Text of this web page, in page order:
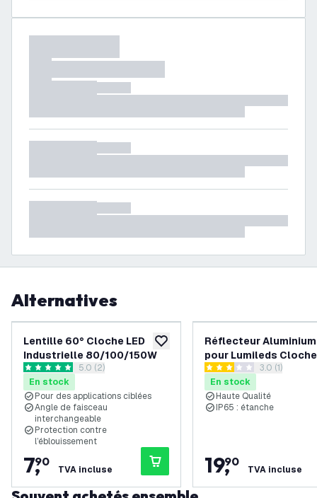
Alternatives
ajouter à la liste de souhaits
Lentille 60° Cloche LED
Industrielle 80/100/150W
ouvrir le tiroir des avis
5 étoiles de notation
5.0 (2)
En stock
Pour des applications ciblées
Angle de faisceau
interchangeable
Protection contre
l’éblouissement
7,
90
TVA incluse
Réflecteur
pour Lumileds Cloche
Industrielle 80/100/
ouvrir le
3 étoiles de notation
3.0 (1)
En stock
Haute Qualité
IP65 : étanche
19,
90
TVA incluse